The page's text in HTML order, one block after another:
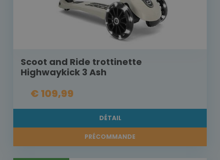
Scoot and Ride trottinette
Highwaykick 3 Ash
€ 109,99
DÉTAIL
PRÉCOMMANDE